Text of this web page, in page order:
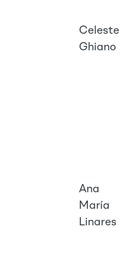
Celeste
Ghiano
Ana
María
Linares